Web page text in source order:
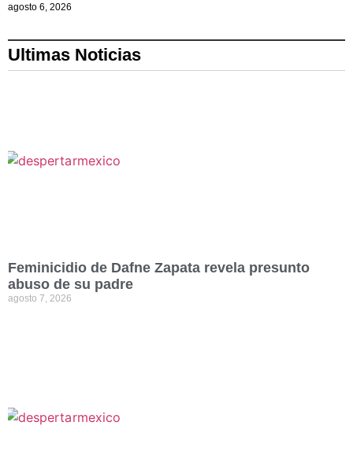
agosto 6, 2026
Ultimas Noticias
Feminicidio de Dafne Zapata revela presunto
abuso de su padre
agosto 7, 2026